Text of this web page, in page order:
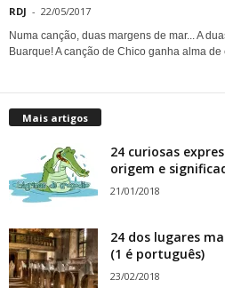
RDJ - 22/05/2017
Numa canção, duas margens de mar... A
Buarque! A canção de Chico ganha alma de
Mais artigos
24 curiosas
origem e
21/01/2018
24 dos lugares
(1 é português)
23/02/2018